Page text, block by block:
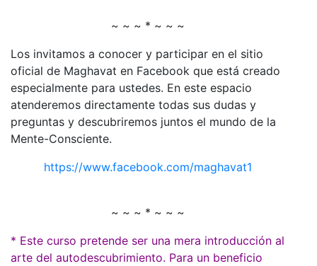
~ ~ ~ * ~ ~ ~
Los invitamos a conocer y participar en el sitio
oficial de Maghavat en Facebook que está creado
especialmente para ustedes. En este espacio
atenderemos directamente todas sus dudas y
preguntas y descubriremos juntos el mundo de la
Mente-Consciente.
https://www.facebook.com/maghavat1
~ ~ ~ * ~ ~ ~
* Este curso pretende ser una mera introducción al
arte del autodescubrimiento. Para un beneficio